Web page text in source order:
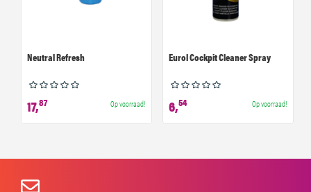
Neutral Refresh
17,87 Op voorraad!
Eurol Cockpit Cleaner Spray
6,54 Op voorraad!